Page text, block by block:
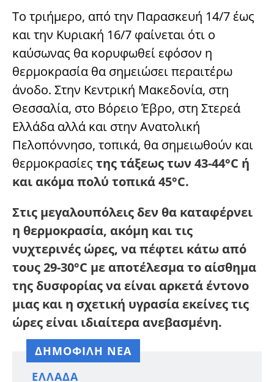
Το τριήμερο, από την Παρασκευή 14/7 έως
και την Κυριακή 16/7 φαίνεται ότι ο
καύσωνας θα κορυφωθεί εφόσον η
θερμοκρασία θα σημειώσει περαιτέρω
άνοδο. Στην Κεντρική Μακεδονία, στη
Θεσσαλία, στο Βόρειο Έβρο, στη Στερεά
Ελλάδα αλλά και στην Ανατολική
Πελοπόννησο, τοπικά, θα σημειωθούν και
θερμοκρασίες της τάξεως των 43-44°C ή
και ακόμα πολύ τοπικά 45°C.
Στις μεγαλουπόλεις δεν θα καταφέρνει
η θερμοκρασία, ακόμη και τις
νυχτερινές ώρες, να πέφτει κάτω από
τους 29-30°C με αποτέλεσμα το αίσθημα
της δυσφορίας να είναι αρκετά έντονο
μιας και η σχετική υγρασία εκείνες τις
ώρες είναι ιδιαίτερα ανεβασμένη.
ΔΗΜΟΦΙΛΗ ΝΕΑ
ΕΛΛΆΔΑ